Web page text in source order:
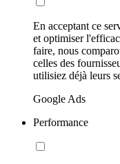
En acceptant ce
et optimiser
faire, nous
celles des
utilisiez déjà leurs
Google Ads
Performance